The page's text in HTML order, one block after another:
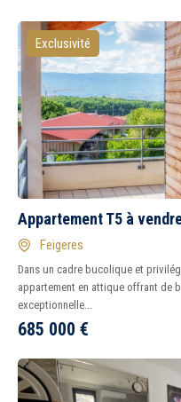
2
5 km 10 km 15
Balcon
Parking
Exclusivité
Appartement T5 à
Feigeres
Dans un cadre bucolique et
appartement en attique offrant de
exceptionnelle...
685 000 €